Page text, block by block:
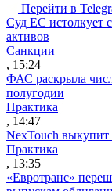
Перейти в
Суд ЕС истолкует
активов
Санкции
, 15:24
ФАС раскрыла
полугодии
Практика
, 14:47
NexTouch выкупит
Практика
, 13:35
«Евротранс»